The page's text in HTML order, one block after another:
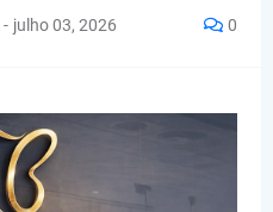
- julho 03, 2026 0